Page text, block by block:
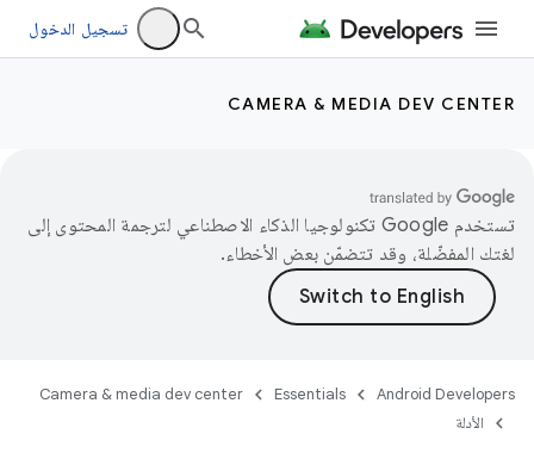
تسجيل الدخول
CAMERA & MEDIA DEV CENTER
تستخدم Google تكنولوجيا الذكاء الاصطناعي لترجمة المحتوى إلى
لغتك المفضّلة، وقد تتضمّن بعض الأخطاء.
Android Developers
Essentials
Camera & media dev center
الأدلة